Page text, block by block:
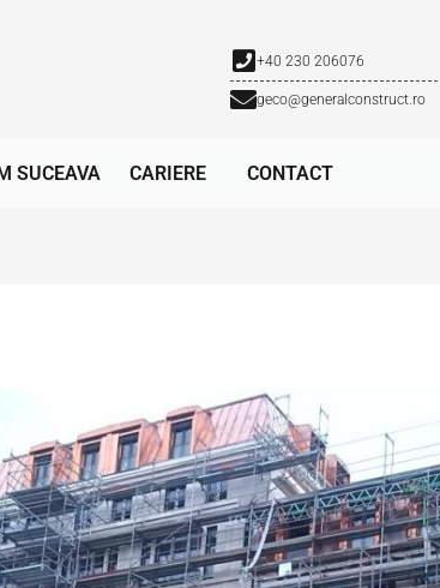
+40 230 206076
geco@generalconstruct.ro
SUCEAVA CARIERE CONTACT